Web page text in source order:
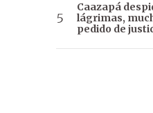
Caazapá
lágrimas,
pedido de